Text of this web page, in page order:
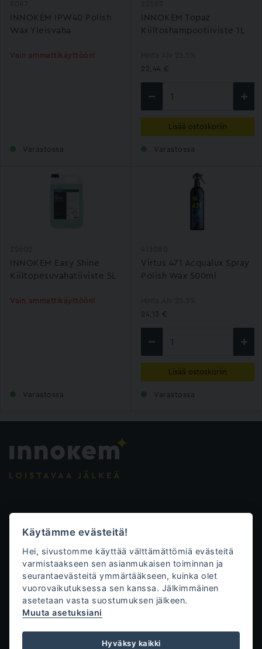
INNOKEM IPW40 Polish
Wax Yleisvaha
Varastossa
Vain ammattikäyttöön!
INNOKEM Topaz
Kiiltoshampootiiviste 1L
Varastossa
22,44 €
Lisää ostoskoriin
INNOKEM Easy Shine
Kiiltopesuvahatiiviste 5L
Varastossa
Vain ammattikäyttöön!
Virtus 471 Acqualux Spray
Polish Wax 500ml
Varastossa
24,13 €
Lisää ostoskoriin
Evästeasetukset
Tietosuojalauseke
Toimitusehdot
Innokem Oy
Väliköntie 10
70700 Kuopio
Käytämme evästeitä!
Hei, sivustomme käyttää välttämättömiä evästeitä
varmistaakseen sen asianmukaisen toiminnan ja
seurantaevästeitä ymmärtääkseen, kuinka olet
vuorovaikutuksessa sen kanssa. Jälkimmäinen
asetetaan vasta suostumuksen jälkeen.
Muuta asetuksiani
Hyväksy kaikki